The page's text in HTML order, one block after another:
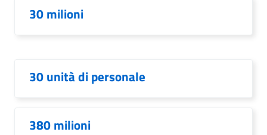
30 milioni
30 unità di personale
380 milioni